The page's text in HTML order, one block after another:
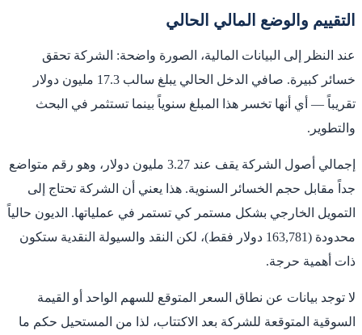
التقييم والوضع المالي الحالي
عند النظر إلى البيانات المالية، الصورة واضحة: الشركة تحقق
خسائر كبيرة. صافي الدخل الحالي يبلغ سالب 17.3 مليون دولار
تقريباً — أي أنها تخسر هذا المبلغ سنوياً بينما تستثمر في البحث
والتطوير.
إجمالي أصول الشركة يقف عند 3.27 مليون دولار، وهو رقم متواضع
جداً مقابل حجم الخسائر السنوية. هذا يعني أن الشركة تحتاج إلى
التمويل الخارجي بشكل مستمر كي تستمر في عملياتها. الديون حالياً
محدودة (163,781 دولار فقط)، لكن النقد والسيولة النقدية ستكون
ذات أهمية حرجة.
لا توجد بيانات عن نطاق السعر المتوقع للسهم الواحد أو القيمة
السوقية المتوقعة للشركة بعد الاكتتاب، لذا من المستحيل حكم ما